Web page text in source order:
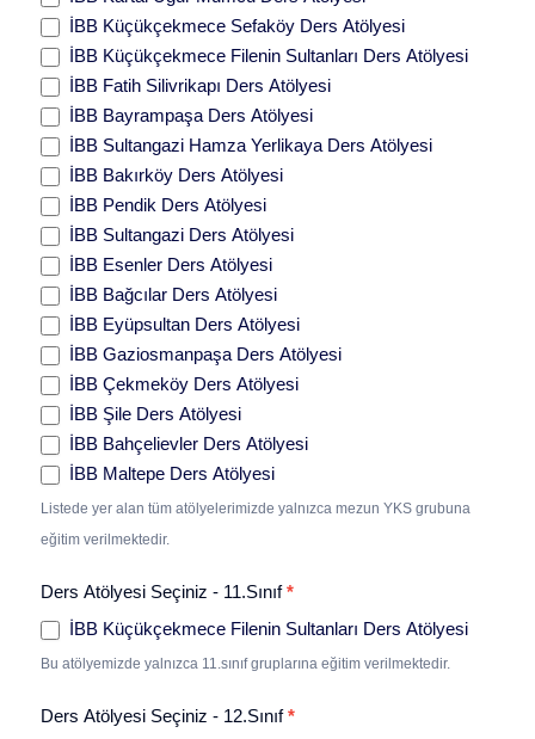
İBB Küçükçekmece Sefaköy Ders Atölyesi
İBB Küçükçekmece Filenin Sultanları Ders Atölyesi
İBB Fatih Silivrikapı Ders Atölyesi
İBB Bayrampaşa Ders Atölyesi
İBB Sultangazi Hamza Yerlikaya Ders Atölyesi
İBB Bakırköy Ders Atölyesi
İBB Pendik Ders Atölyesi
İBB Sultangazi Ders Atölyesi
İBB Esenler Ders Atölyesi
İBB Bağcılar Ders Atölyesi
İBB Eyüpsultan Ders Atölyesi
İBB Gaziosmanpaşa Ders Atölyesi
İBB Çekmeköy Ders Atölyesi
İBB Şile Ders Atölyesi
İBB Bahçelievler Ders Atölyesi
İBB Maltepe Ders Atölyesi
Listede yer alan tüm atölyelerimizde yalnızca mezun YKS grubuna
eğitim verilmektedir.
Ders Atölyesi Seçiniz - 11.Sınıf*
İBB Küçükçekmece Filenin Sultanları Ders Atölyesi
Bu atölyemizde yalnızca 11.sınıf gruplarına eğitim verilmektedir.
Ders Atölyesi Seçiniz - 12.Sınıf*